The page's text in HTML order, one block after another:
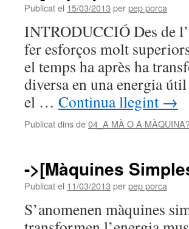
Publicat el 15/03/2013 perpep porca
INTRODUCCIÓ Des de
fer esforços molt
el temps ha après ha
diversa en una energia
el … Continua llegint →
Publicat dins de04_A MÀ O A MÀQUINA?
->[Màquines
Publicat el 11/03/2013 perpep porca
S’anomenen màquines